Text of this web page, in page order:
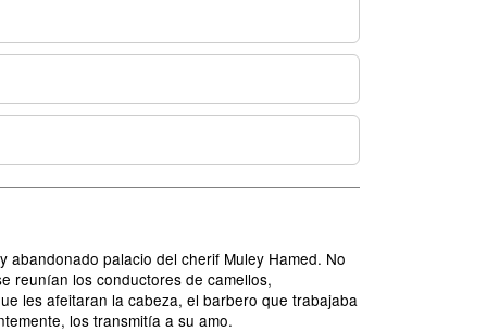
palacio del cherif Muley Hamed. No
reunían los conductores de camellos,
les afeitaran la cabeza, el barbero que trabajaba
los transmitía a su amo.